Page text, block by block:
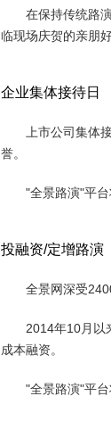
在保持传统路
临现场庆贺的亲朋
企业集体接待日
上市公司集体
誉。
"全景路演"平
投融资/定增路演
全景网深受
2014年10月以
成本融资。
"全景路演"平